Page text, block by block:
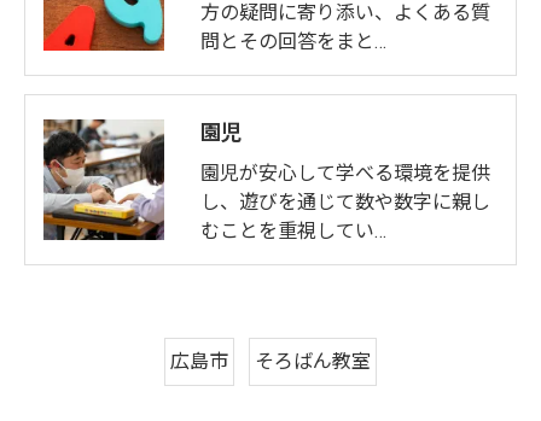
方の疑問に寄り添い、よくある質
問とその回答をまと…
園児
園児が安心して学べる環境を提供
し、遊びを通じて数や数字に親し
むことを重視してい…
広島市 そろばん教室